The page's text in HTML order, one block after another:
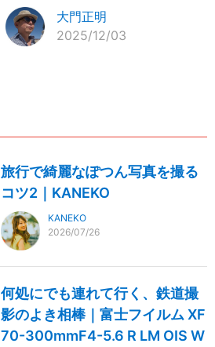
大門正明
2025/12/03
旅行で綺麗なぽつん写真を撮る
コツ2｜KANEKO
KANEKO
2026/07/26
何処にでも連れて行く、鉄道撮
影のよき相棒｜富士フイルム XF
70-300mmF4-5.6 R LM OIS W